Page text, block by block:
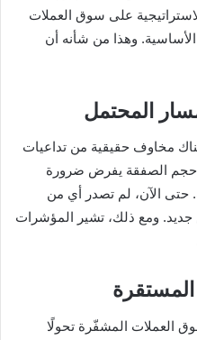
على سوق العملات
المستقرة والتحكم في بنية USDC الأساسية. وهذا من شأنه أن
المحتمل
مخاوف حقيقية من تداعيات
حجم الصفقة يفرض ضرورة
حتى الآن، لم تصدر أي من
ومع ذلك، تشير المؤشرات
العملات المشفّرة تحولًا